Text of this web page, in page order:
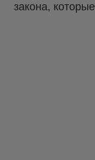
закона,